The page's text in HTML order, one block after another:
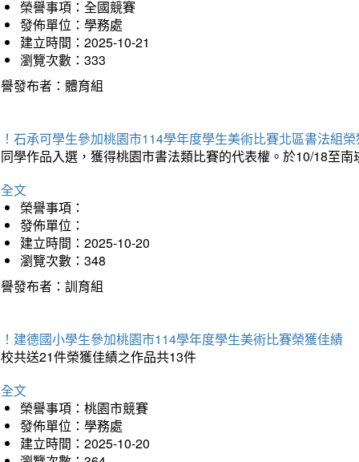
榮譽事項：全國競賽
發佈單位：學務處
建立時間：2025-10-21
瀏覽次數：333
發布者：體育組
石承可學生參加桃園市114學年度學生美術比賽北區書法組
學作品入選，獲得桃園市書法類比賽的代表權。於10/18至
文
榮譽事項：
發佈單位：
建立時間：2025-10-20
瀏覽次數：348
發布者：訓育組
建德國小學生參加桃園市114學年度學生美術比賽榮獲佳績
共送21件榮獲佳績之作品共13件
文
榮譽事項：桃園市競賽
發佈單位：學務處
建立時間：2025-10-20